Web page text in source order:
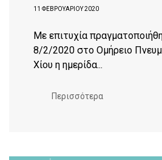
11 ΦΕΒΡΟΥΑΡΊΟΥ 2020
Με επιτυχία
8/2/2020 στο Ομήρειο
Χίου η ημερίδα...
Περισσότερα